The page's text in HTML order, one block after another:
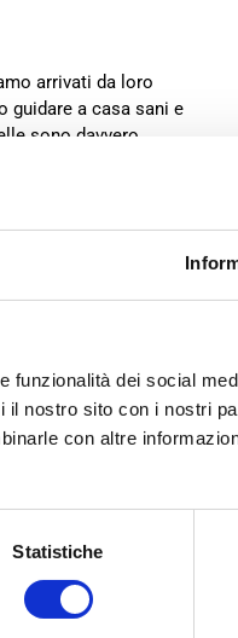
funzionalità dei social
nostro sito con i nostri
con altre
Statistiche
arrivati ​​da loro
guidare a casa sani e
sono davvero